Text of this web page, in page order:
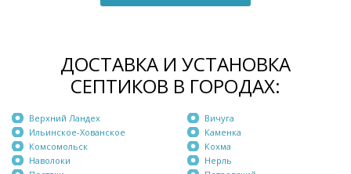
ДОСТАВКА И УСТАНОВКА
СЕПТИКОВ В ГОРОДАХ:
Верхний Ландех
Ильинское-Хованское
Комсомольск
Наволоки
Вичуга
Каменка
Кохма
Нерль